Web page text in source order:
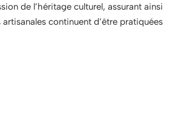
de l’héritage culturel, assurant ainsi
continuent d’être pratiquées